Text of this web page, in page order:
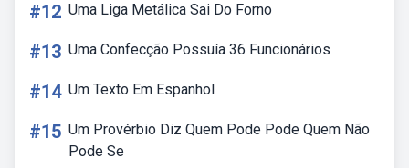
#12 Uma Liga Metálica Sai Do Forno
#13 Uma Confecção Possuía 36 Funcionários
#14 Um Texto Em Espanhol
#15 Um Provérbio Diz Quem Pode Pode Quem Não
Pode Se